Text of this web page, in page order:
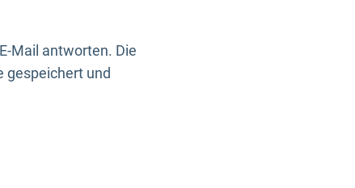
Mail antworten. Die
gespeichert und